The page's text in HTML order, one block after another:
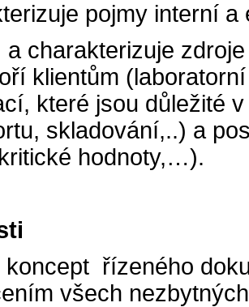
pojmy interní a
charakterizuje
klientům
které jsou důležité
skladování,..) a
hodnoty,…).
koncept řízeného
všech